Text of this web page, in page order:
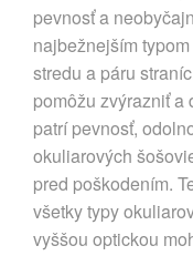
pevnosť a
najbežnejším
stredu a páru
pomôžu zvýrazniť a
patrí pevnosť,
okuliarových
pred poškodením.
všetky typy
vyššou optickou